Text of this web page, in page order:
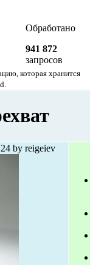
Обработано
941 872
запросов
которая хранится
by reigeiev